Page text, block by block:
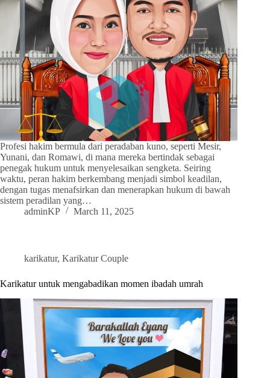
Profesi hakim bermula dari peradaban kuno, seperti Mesir,
Yunani, dan Romawi, di mana mereka bertindak sebagai
penegak hukum untuk menyelesaikan sengketa. Seiring
waktu, peran hakim berkembang menjadi simbol keadilan,
dengan tugas menafsirkan dan menerapkan hukum di bawah
sistem peradilan yang…
adminKP
March 11, 2025
karikatur, Karikatur Couple
Karikatur untuk mengabadikan momen ibadah umrah